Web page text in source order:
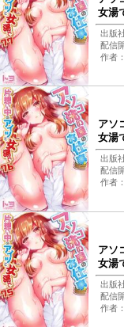
女湯
出版
配信
作者
アソ
女湯
出版
配信
作者
アソ
女湯
出版
配信
作者